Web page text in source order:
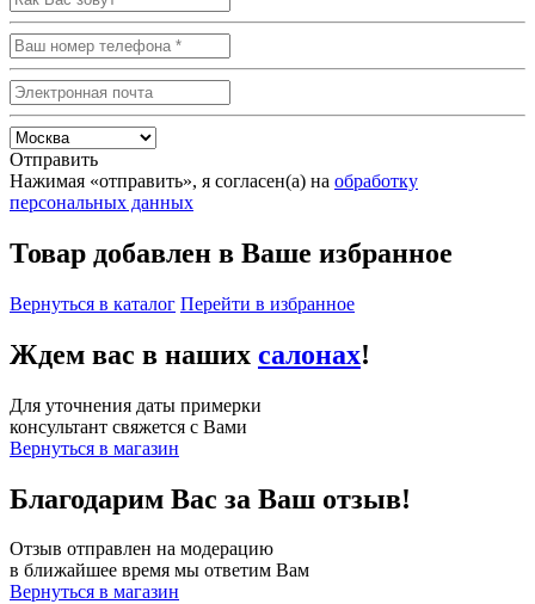
Отправить
Нажимая «отправить», я согласен(а) на обработку
персональных данных
Товар добавлен в Ваше избранное
Вернуться в каталог Перейти в избранное
Ждем вас в наших салонах!
Для уточнения даты примерки
консультант свяжется с Вами
Вернуться в магазин
Благодарим Вас за Ваш отзыв!
Отзыв отправлен на модерацию
в ближайшее время мы ответим Вам
Вернуться в магазин